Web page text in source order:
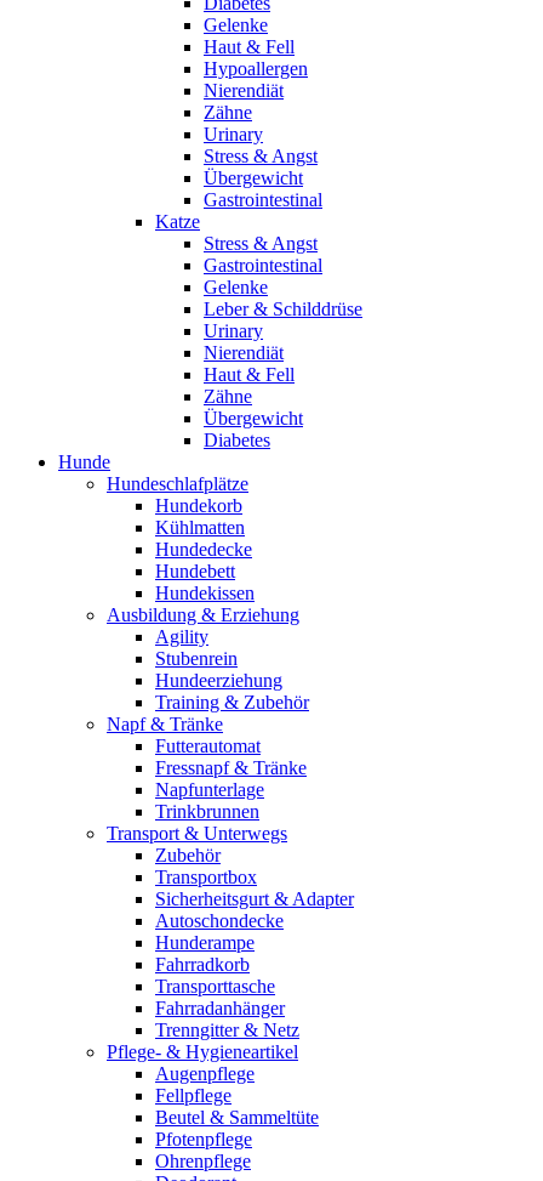
Gelenke
Haut & Fell
Hypoallergen
Nierendiät
Zähne
Urinary
Stress & Angst
Übergewicht
Gastrointestinal
Katze
Stress & Angst
Gastrointestinal
Gelenke
Leber & Schilddrüse
Urinary
Nierendiät
Haut & Fell
Zähne
Übergewicht
Diabetes
Hunde
Hundeschlafplätze
Hundekorb
Kühlmatten
Hundedecke
Hundebett
Hundekissen
Ausbildung & Erziehung
Agility
Stubenrein
Hundeerziehung
Training & Zubehör
Napf & Tränke
Futterautomat
Fressnapf & Tränke
Napfunterlage
Trinkbrunnen
Transport & Unterwegs
Zubehör
Transportbox
Sicherheitsgurt & Adapter
Autoschondecke
Hunderampe
Fahrradkorb
Transporttasche
Fahrradanhänger
Trenngitter & Netz
Pflege- & Hygieneartikel
Augenpflege
Fellpflege
Beutel & Sammeltüte
Pfotenpflege
Ohrenpflege